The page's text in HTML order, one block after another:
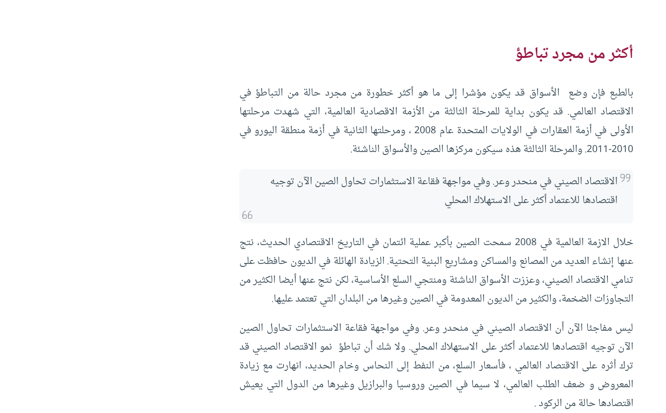
أكثر من مجرد تباطؤ
بالطبع فإن وضع الأسواق قد يكون مؤشرا إلى ما هو أكثر خطورة من مجرد حالة من التباطؤ في
الاقتصاد العالمي. قد يكون بداية للمرحلة الثالثة من الأزمة الاقصادية العالمية، التي شهدت مرحلتها
الأولى في أزمة العقارات في الولايات المتحدة عام 2008 ، ومرحلتها الثانية في أزمة منطقة اليورو في
2010-2011. والمرحلة الثالثة هذه سيكون مركزها الصين والأسواق الناشئة.
الاقتصاد الصيني في منحدر وعر. وفي مواجهة فقاعة الاستثمارات تحاول الصين الآن توجيه
اقتصادها للاعتماد أكثر على الاستهلاك المحلي
خلال الازمة العالمية في 2008 سمحت الصين بأكبر عملية ائتمان في التاريخ الاقتصادي الحديث، نتج
عنها إنشاء العديد من المصانع والمساكن ومشاريع البنية التحتية. الزيادة الهائلة في الديون حافظت على
تنامي الاقتصاد الصيني، وعززت الأسواق الناشئة ومنتجي السلع الأساسية، لكن نتج عنها أيضا الكثير من
التجاوزات الضخمة، والكثير من الديون المعدومة في الصين وغيرها من البلدان التي تعتمد عليها.
ليس مفاجئا الآن أن الاقتصاد الصيني في منحدر وعر. وفي مواجهة فقاعة الاستثمارات تحاول الصين
الآن توجيه اقتصادها للاعتماد أكثر على الاستهلاك المحلي. ولا شك أن تباطؤ نمو الاقتصاد الصيني قد
ترك أثره على الاقتصاد العالمي ، فأسعار السلع، من النفط إلى النحاس وخام الحديد، انهارت مع زيادة
المعروض و ضعف الطلب العالمي، لا سيما في الصين وروسيا والبرازيل وغيرها من الدول التي يعيش
اقتصادها حالة من الركود .